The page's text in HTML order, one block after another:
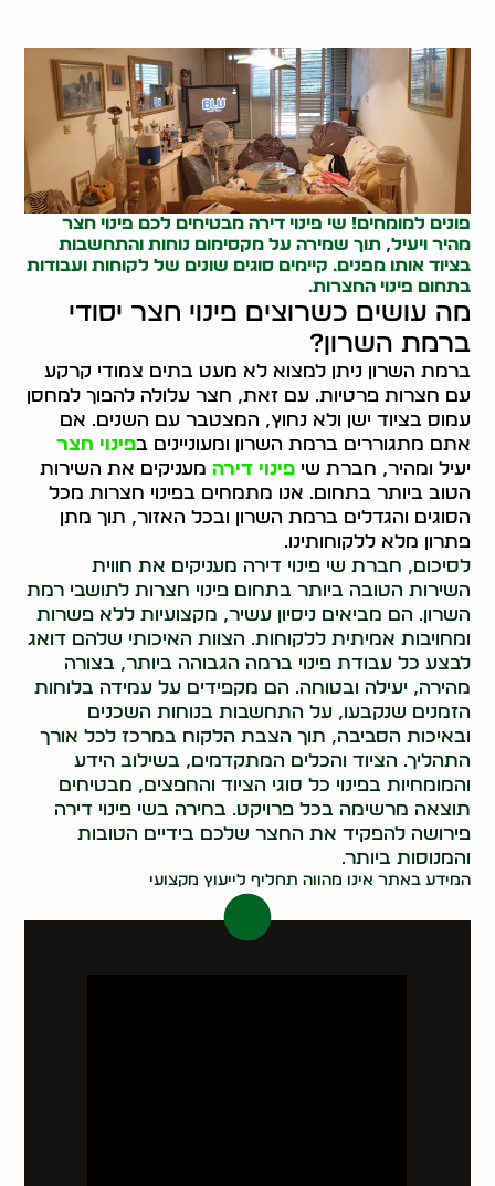
פונים למומחים! שי פינוי דירה מבטיחים לכם פינוי חצר
מהיר ויעיל, תוך שמירה על מקסימום נוחות והתחשבות
בציוד אותו מפנים. קיימים סוגים שונים של לקוחות ועבודות
בתחום פינוי החצרות.
מה עושים כשרוצים פינוי חצר יסודי
ברמת השרון?
ברמת השרון ניתן למצוא לא מעט בתים צמודי קרקע
עם חצרות פרטיות. עם זאת, חצר עלולה להפוך למחסן
עמוס בציוד ישן ולא נחוץ, המצטבר עם השנים. אם
אתם מתגוררים ברמת השרון ומעוניינים בפינוי חצר
יעיל ומהיר, חברת שיפינוי דירה מעניקים את השירות
הטוב ביותר בתחום. אנו מתמחים בפינוי חצרות מכל
הסוגים והגדלים ברמת השרון ובכל האזור, תוך מתן
פתרון מלא ללקוחותינו.
לסיכום, חברת שי פינוי דירה מעניקים את חווית
השירות הטובה ביותר בתחום פינוי חצרות לתושבי רמת
השרון. הם מביאים ניסיון עשיר, מקצועיות ללא פשרות
ומחויבות אמיתית ללקוחות. הצוות האיכותי שלהם דואג
לבצע כל עבודת פינוי ברמה הגבוהה ביותר, בצורה
מהירה, יעילה ובטוחה. הם מקפידים על עמידה בלוחות
הזמנים שנקבעו, על התחשבות בנוחות השכנים
ובאיכות הסביבה, תוך הצבת הלקוח במרכז לכל אורך
התהליך. הציוד והכלים המתקדמים, בשילוב הידע
והמומחיות בפינוי כל סוגי הציוד והחפצים, מבטיחים
תוצאה מרשימה בכל פרויקט. בחירה בשי פינוי דירה
פירושה להפקיד את החצר שלכם בידיים הטובות
והמנוסות ביותר.
המידע באתר אינו מהווה תחליף לייעוץ מקצועי